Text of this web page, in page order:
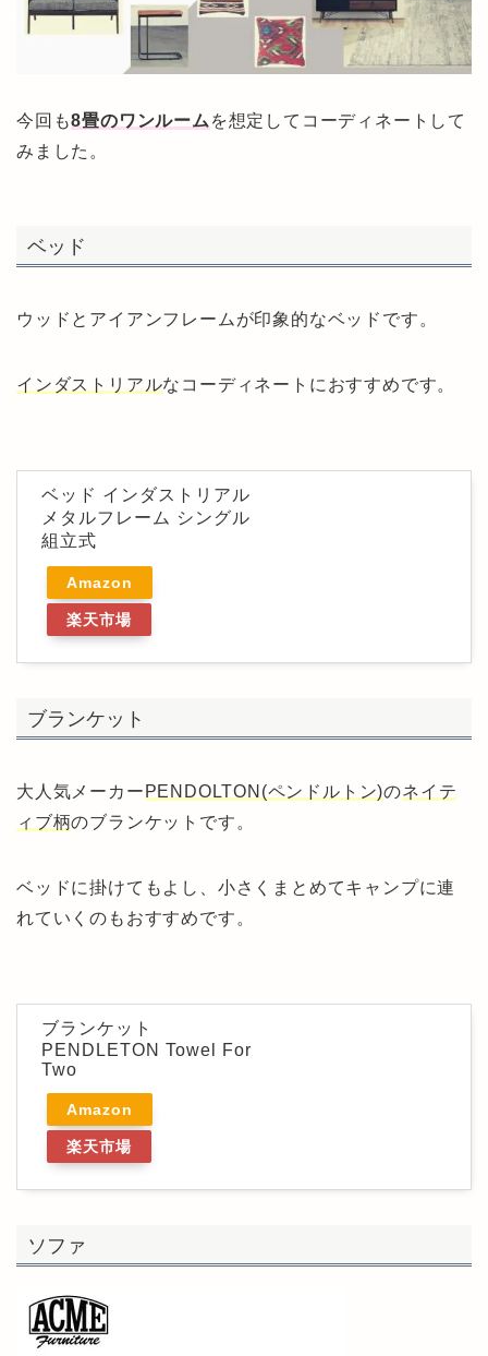
今回も8畳のワンルーム を想定してコーディネートして
みました。
ベッド
ウッドとアイアンフレームが印象的なベッドです。
インダストリアルなコーディネートにおすすめです。
ベッド インダストリアル
メタルフレーム シングル
組立式
Amazon
楽天市場
ブランケット
大人気メーカー PENDOLTON(ペンドルトン)のネイテ
ィブ柄のブランケットです。
ベッドに掛けてもよし、小さくまとめてキャンプに連
れていくのもおすすめです。
ブランケット
PENDLETON Towel For
Two
Amazon
楽天市場
ソファ